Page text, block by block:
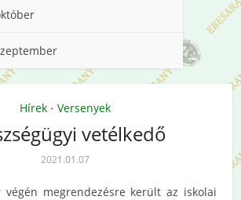
Hírek • Versenyek
vetélkedő
2021.01.07
végén megrendezésre került az iskolai